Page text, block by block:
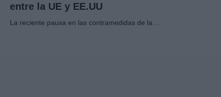
entre la UE y EE.UU
La reciente pausa en las contramedidas de la…